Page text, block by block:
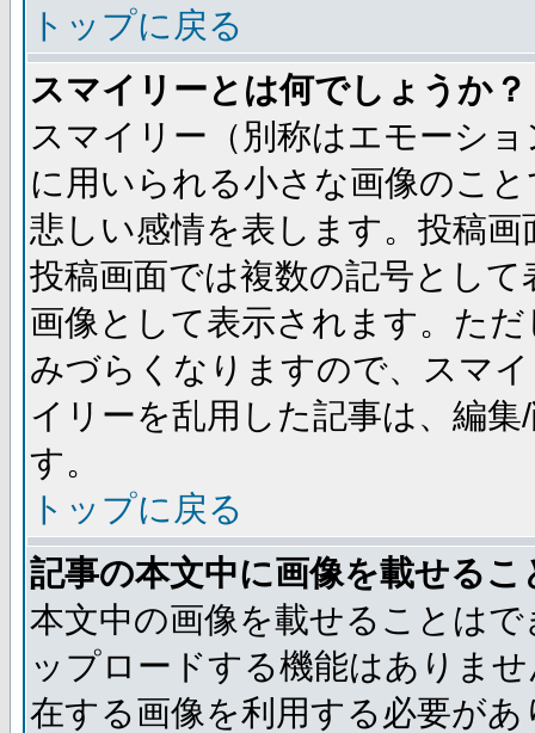
トップに戻る
スマイリーとは何でしょうか？
スマイリー（別称はエモーシ
に用いられる小さな画像のこ
悲しい感情を表します。投稿
投稿画面では複数の記号とし
画像として表示されます。た
みづらくなりますので、スマ
イリーを乱用した記事は、編
す。
トップに戻る
記事の本文中に画像を載せる
本文中の画像を載せることは
ップロードする機能はありま
在する画像を利用する必要が